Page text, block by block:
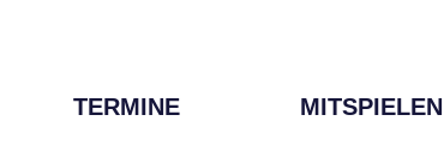
TERMINE MITSPIELEN